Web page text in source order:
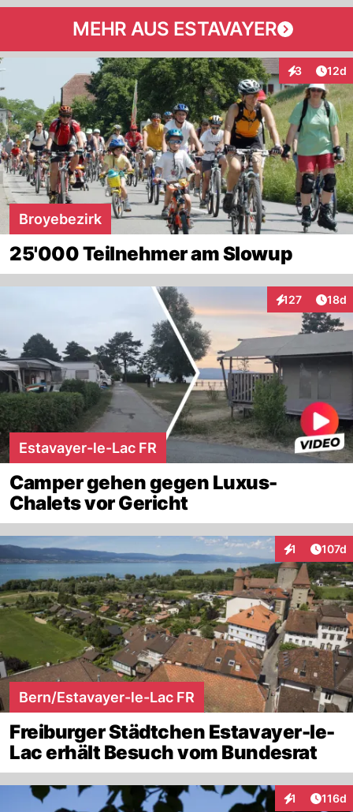
MEHR AUS ESTAVAYER
3
Interaktionen
12d
Broyebezirk
25'000 Teilnehmer am Slowup
127
Interaktionen
18d
Estavayer-le-Lac FR
Camper gehen gegen Luxus-
Chalets vor Gericht
1
Interaktionen
107d
Bern/Estavayer-le-Lac FR
Freiburger Städtchen Estavayer-le-
Lac erhält Besuch vom Bundesrat
1
Interaktionen
116d